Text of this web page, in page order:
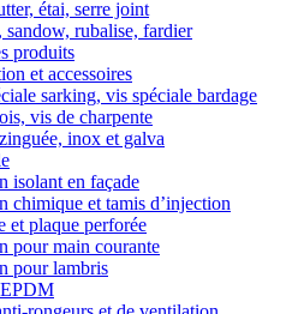
étai, serre joint
sandow, rubalise, fardier
produits
et accessoires
sarking, vis spéciale bardage
vis de charpente
inox et galva
isolant en façade
chimique et tamis d’injection
et plaque perforée
pour main courante
pour lambris